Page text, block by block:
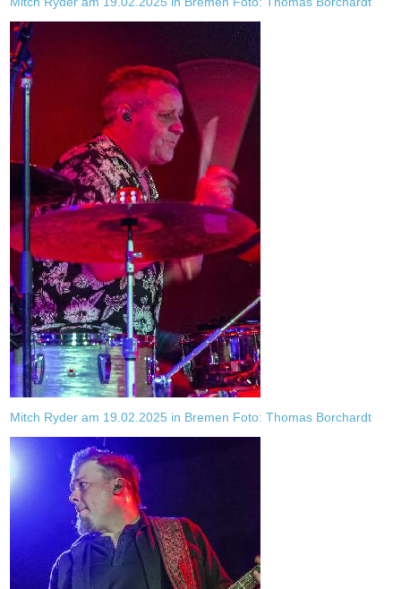
Mitch Ryder am 19.02.2025 in Bremen Foto: Thomas Borchardt